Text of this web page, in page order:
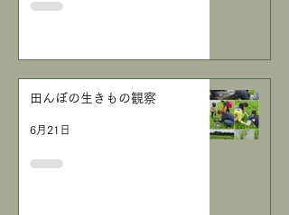
田んぼの生きもの観察
6月21日